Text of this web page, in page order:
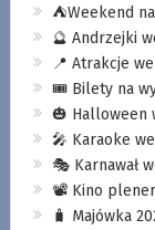
⛺️Weekend
🔮 Andrzejki
📍 Atrakcje
🎟️ Bilety na
🎃 Halloween
🎤 Karaoke
🎭 Karnawał
📽️ Kino
🧳 Majówka